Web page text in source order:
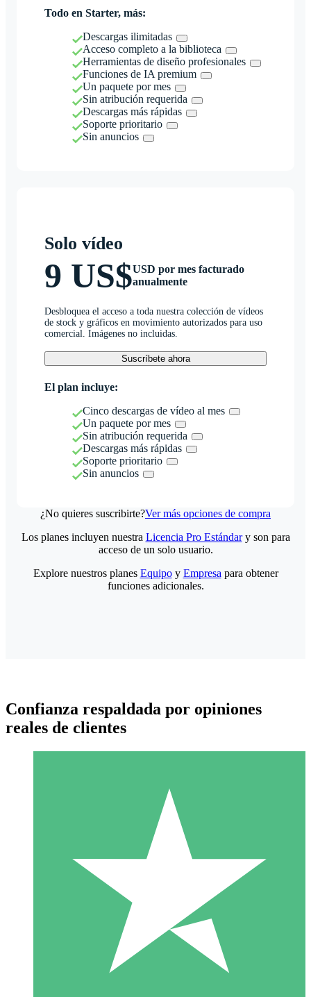
Todo en Starter, más:
Descargas ilimitadas
Acceso completo a la biblioteca
Herramientas de diseño profesionales
Funciones de IA premium
Un paquete por mes
Sin atribución requerida
Descargas más rápidas
Soporte prioritario
Sin anuncios
Solo vídeo
9 US$USD por mes facturado
anualmente
Desbloquea el acceso a toda nuestra colección de vídeos
de stock y gráficos en movimiento autorizados para uso
comercial. Imágenes no incluidas.
Suscríbete ahora
El plan incluye:
Cinco descargas de vídeo al mes
Un paquete por mes
Sin atribución requerida
Descargas más rápidas
Soporte prioritario
Sin anuncios
¿No quieres suscribirte?Ver más opciones de compra
Paquetes de Créditos Individuales
Paga según el uso con créditos de descarga. Sin compromiso
10 00
Los planes incluyen nuestra Licencia Pro Estándary son para
acceso de un solo usuario.
Explore nuestros planes Equipoy Empresa para obtener
funciones adicionales.
Confianza respaldada por opiniones
reales de clientes